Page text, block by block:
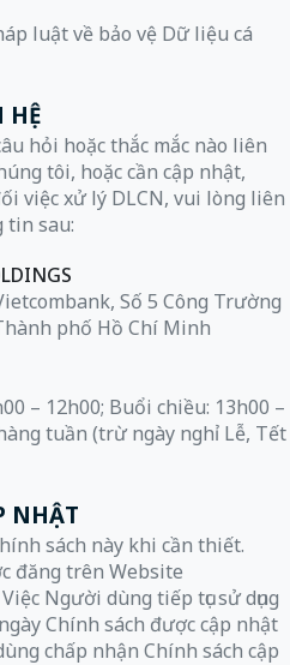
luật về bảo vệ Dữ liệu cá
HỆ
hỏi hoặc thắc mắc nào liên
tôi, hoặc cần cập nhật,
việc xử lý DLCN, vui lòng liên
tin sau:
Số 5 Công Trường
phố Hồ Chí Minh
– 12h00; Buổi chiều: 13h00 –
tuần (trừ ngày nghỉ Lễ, Tết
NHẬT
sách này khi cần thiết.
đăng trên Website
Việc Người dùng tiếp tục sử dụng
Chính sách được cập nhật
chấp nhận Chính sách cập